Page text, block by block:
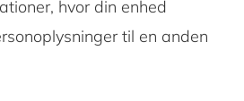
hvor din enhed
til en anden